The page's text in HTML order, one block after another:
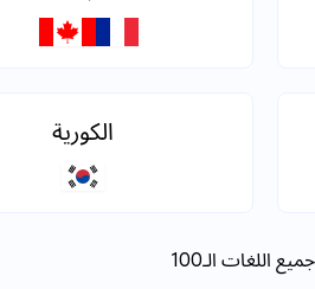
الكورية
اللغات الـ100